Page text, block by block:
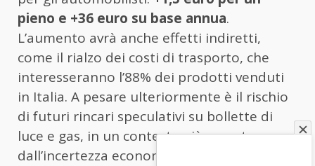
pieno e +36 euro su base annua.
L’aumento avrà anche effetti indiretti,
come il rialzo dei costi di trasporto, che
interesseranno l’88% dei prodotti venduti
in Italia. A pesare ulteriormente è il rischio
di futuri rincari speculativi su bollette di
luce e gas, in un contesto già gravato
dall’incertezza economica.